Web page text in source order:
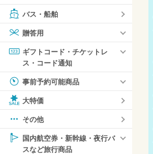
バス・船舶
贈答用
ギフトコード・チケットレ
ス・コード通知
事前予約可能商品
大特価
その他
国内航空券・新幹線・夜行バ
スなど旅行商品